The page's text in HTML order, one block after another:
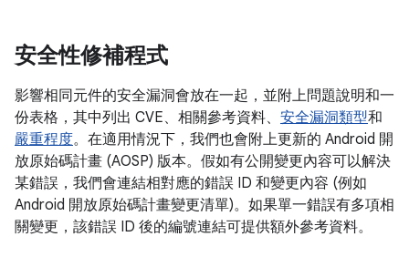
安全性修補程式
影響相同元件的安全漏洞會放在一起，並附上問題說明和一
份表格，其中列出 CVE、相關參考資料、 安全漏洞類型和
嚴重程度。在適用情況下，我們也會附上更新的 Android 開
放原始碼計畫 (AOSP) 版本。假如有公開變更內容可以解決
某錯誤，我們會連結相對應的錯誤 ID 和變更內容 (例如
Android 開放原始碼計畫變更清單)。如果單一錯誤有多項相
關變更，該錯誤 ID 後的編號連結可提供額外參考資料。